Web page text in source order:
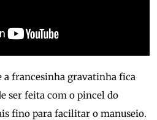
a francesinha gravatinha fica
ser feita com o pincel do
fino para facilitar o manuseio.